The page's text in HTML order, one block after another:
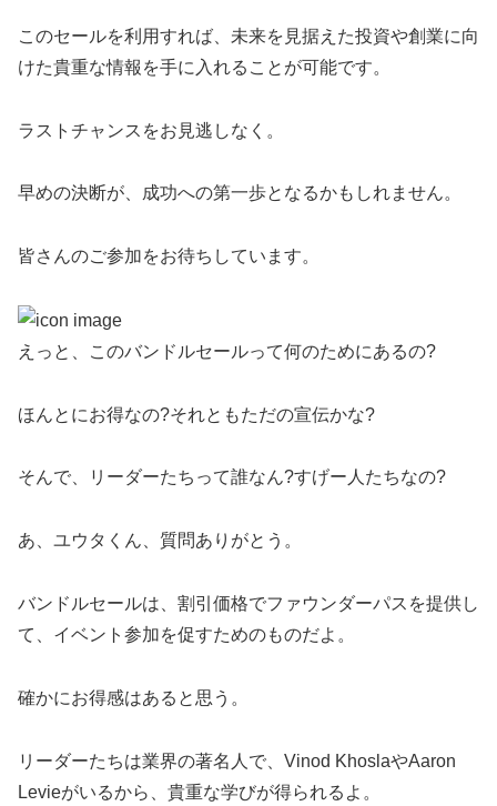
このセールを利用すれば、未来を見据えた投資や創業に向
けた貴重な情報を手に入れることが可能です。
ラストチャンスをお見逃しなく。
早めの決断が、成功への第一歩となるかもしれません。
皆さんのご参加をお待ちしています。
えっと、このバンドルセールって何のためにあるの?
ほんとにお得なの?それともただの宣伝かな?
そんで、リーダーたちって誰なん?すげー人たちなの?
あ、ユウタくん、質問ありがとう。
バンドルセールは、割引価格でファウンダーパスを提供し
て、イベント参加を促すためのものだよ。
確かにお得感はあると思う。
リーダーたちは業界の著名人で、Vinod KhoslaやAaron
Levieがいるから、貴重な学びが得られるよ。